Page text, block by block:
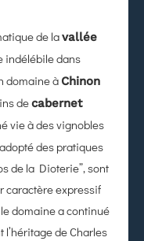
de lavallée
indélébile dans
domaine à Chinon
decabernet
vie à des vignobles
des pratiques
de la Dioterie”, sont
caractère expressif
domaine a continué
de Charles